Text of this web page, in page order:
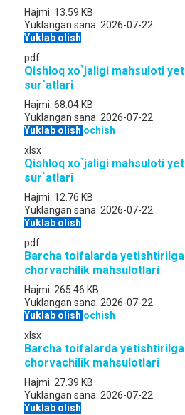
Hajmi: 13.59 KB
Yuklangan sana: 2026-07-22
Yuklab olish
pdf
Qishloq xo`jaligi mahsuloti
sur`atlari
Hajmi: 68.04 KB
Yuklangan sana: 2026-07-22
Yuklab olish ochish
xlsx
Qishloq xo`jaligi mahsuloti
sur`atlari
Hajmi: 12.76 KB
Yuklangan sana: 2026-07-22
Yuklab olish
pdf
Barcha toifalarda
chorvachilik mahsulotlari
Hajmi: 265.46 KB
Yuklangan sana: 2026-07-22
Yuklab olish ochish
xlsx
Barcha toifalarda
chorvachilik mahsulotlari
Hajmi: 27.39 KB
Yuklangan sana: 2026-07-22
Yuklab olish